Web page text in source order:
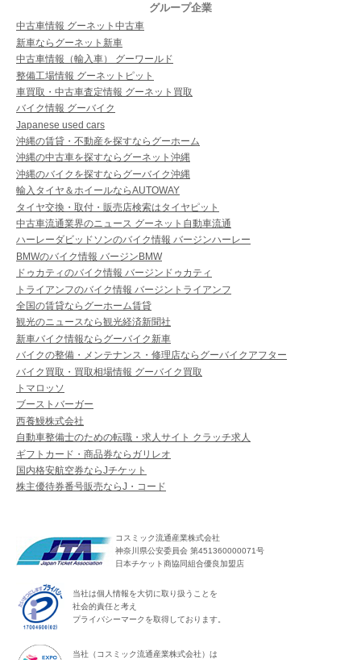
グループ企業
中古車情報 グーネット中古車
新車ならグーネット新車
中古車情報（輸入車） グーワールド
整備工場情報 グーネットピット
車買取・中古車査定情報 グーネット買取
バイク情報 グーバイク
Japanese used cars
沖縄の賃貸・不動産を探すならグーホーム
沖縄の中古車を探すならグーネット沖縄
沖縄のバイクを探すならグーバイク沖縄
輸入タイヤ＆ホイールならAUTOWAY
タイヤ交換・取付・販売店検索はタイヤピット
中古車流通業界のニュース グーネット自動車流通
ハーレーダビッドソンのバイク情報 バージンハーレー
BMWのバイク情報 バージンBMW
ドゥカティのバイク情報 バージンドゥカティ
トライアンフのバイク情報 バージントライアンフ
全国の賃貸ならグーホーム賃貸
観光のニュースなら観光経済新聞社
新車バイク情報ならグーバイク新車
バイクの整備・メンテナンス・修理店ならグーバイクアフター
バイク買取・買取相場情報 グーバイク買取
トマロッソ
ブーストバーガー
西養鰻株式会社
自動車整備士のための転職・求人サイト クラッチ求人
ギフトカード・商品券ならガリレオ
国内格安航空券ならJチケット
株主優待券番号販売ならJ・コード
コスミック流通産業株式会社
神奈川県公安委員会 第451360000071号
日本チケット商協同組合優良加盟店
当社は個人情報を大切に取り扱うことを
社会的責任と考え
プライバシーマークを取得しております。
当社（コスミック流通産業株式会社）は